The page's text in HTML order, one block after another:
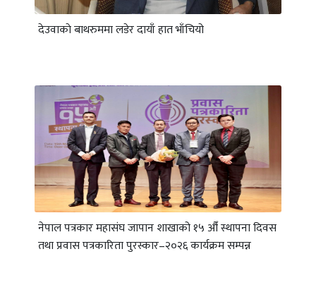
देउवाकाे बाथरुममा लडेर दायाँ हात भाँचियो
नेपाल पत्रकार महासंघ जापान शाखाको १५ औँ स्थापना दिवस
तथा प्रवास पत्रकारिता पुरस्कार–२०२६ कार्यक्रम सम्पन्न